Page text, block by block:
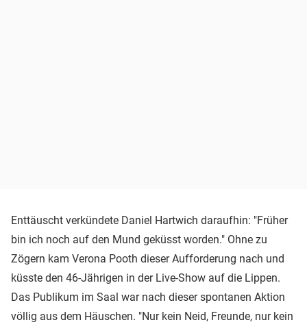
Enttäuscht verkündete Daniel Hartwich daraufhin: "Früher
bin ich noch auf den Mund geküsst worden." Ohne zu
Zögern kam Verona Pooth dieser Aufforderung nach und
küsste den 46-Jährigen in der Live-Show auf die Lippen.
Das Publikum im Saal war nach dieser spontanen Aktion
völlig aus dem Häuschen. "Nur kein Neid, Freunde, nur kein